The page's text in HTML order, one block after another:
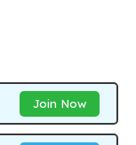
Join Now